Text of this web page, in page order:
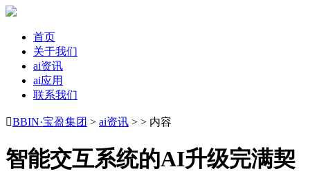
首页
关于我们
ai资讯
ai应用
联系我们
BBIN·宝盈集团 > ai资讯 > > 内容
智能交互系统的AI升级完满契